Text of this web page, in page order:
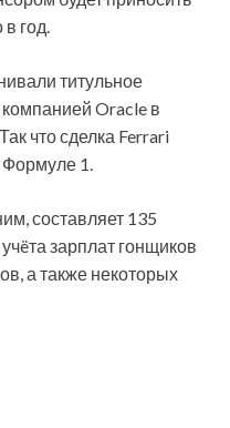
год.
титульное
компанией Oracle в
что сделка Ferrari
Формуле 1.
составляет 135
зарплат гонщиков
а также некоторых